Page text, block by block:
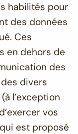
habilités pour
des données
Ces
en dehors de
des
divers
l’exception
vos
est proposé